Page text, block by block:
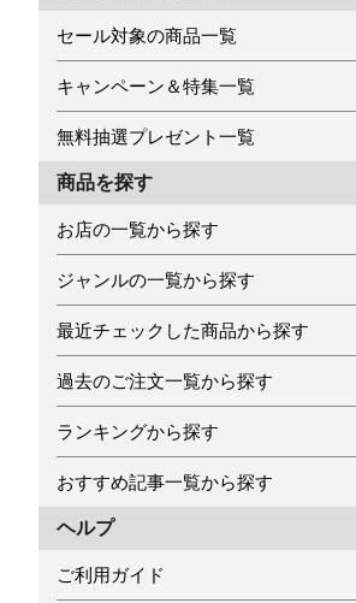
セール対象の商品一覧
キャンペーン＆特集一覧
無料抽選プレゼント一覧
商品を探す
お店の一覧から探す
ジャンルの一覧から探す
最近チェックした商品から探す
過去のご注文一覧から探す
ランキングから探す
おすすめ記事一覧から探す
ヘルプ
ご利用ガイド